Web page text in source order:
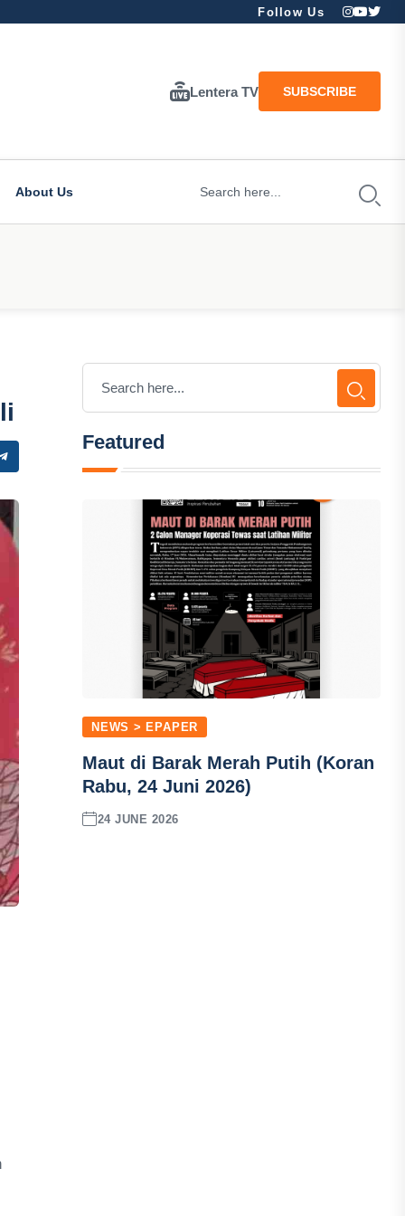
Follow Us
Lentera TV SUBSCRIBE
About Us
Featured
NEWS > EPAPER
Maut di Barak Merah Putih (Koran
Rabu, 24 Juni 2026)
24 JUNE 2026